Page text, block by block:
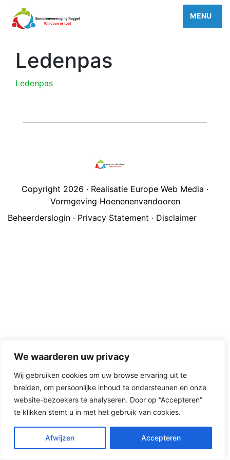
We waarderen uw privacy
Wij gebruiken cookies om uw browse ervaring uit te
breiden, om persoonlijke inhoud te ondersteunen en onze
website-bezoekers te analyseren. Door op “Accepteren”
te klikken stemt u in met het gebruik van cookies.
Afwijzen Accepteren
Ledenpas
Ledenpas
Copyright 2026 · Realisatie Europe Web Media ·
Vormgeving Hoenenenvandooren
Beheerderslogin · Privacy Statement · Disclaimer